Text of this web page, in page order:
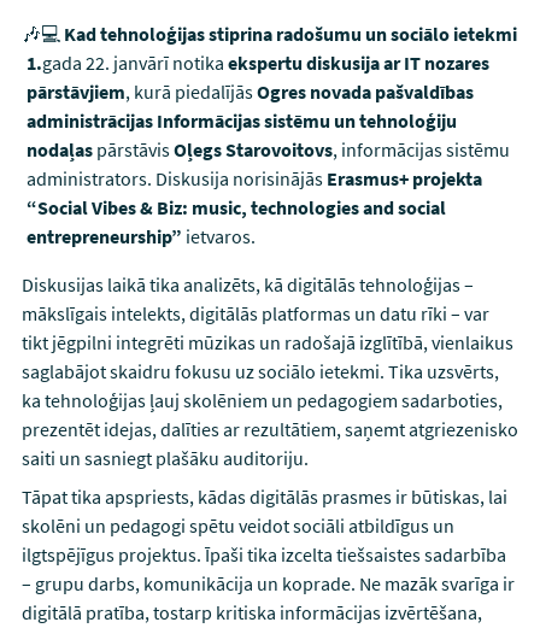
🎶💻 Kad tehnoloģijas stiprina radošumu un sociālo ietekmi
gada 22. janvārī notika ekspertu diskusija ar IT nozares
pārstāvjiem, kurā piedalījāsOgres novada pašvaldības
administrācijas Informācijas sistēmu un tehnoloģiju
nodaļaspārstāvisOļegs Starovoitovs, informācijas sistēmu
administrators. Diskusija norisinājās Erasmus+ projekta
“Social Vibes & Biz: music, technologies and social
entrepreneurship” ietvaros.
Diskusijas laikā tika analizēts, kā digitālās tehnoloģijas –
mākslīgais intelekts, digitālās platformas un datu rīki – var
tikt jēgpilni integrēti mūzikas un radošajā izglītībā, vienlaikus
saglabājot skaidru fokusu uz sociālo ietekmi. Tika uzsvērts,
ka tehnoloģijas ļauj skolēniem un pedagogiem sadarboties,
prezentēt idejas, dalīties ar rezultātiem, saņemt atgriezenisko
saiti un sasniegt plašāku auditoriju.
Tāpat tika apspriests, kādas digitālās prasmes ir būtiskas, lai
skolēni un pedagogi spētu veidot sociāli atbildīgus un
ilgtspējīgus projektus. Īpaši tika izcelta tiešsaistes sadarbība
– grupu darbs, komunikācija un koprade. Ne mazāk svarīga ir
digitālā pratība, tostarp kritiska informācijas izvērtēšana,